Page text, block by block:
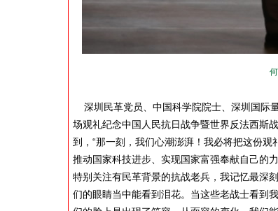
深圳民革党员、中国科学院院士、深圳国际
场观礼纪念中国人民抗日战争暨世界反法西斯
到，“那一刻，我们心潮澎湃！我必将把这份
推动国家科技进步、实现国家富强奉献自己的
特别关注有民革背景的抗战老兵，我记忆最深
们的眼睛当中能看到泪花。当这些老战士看到